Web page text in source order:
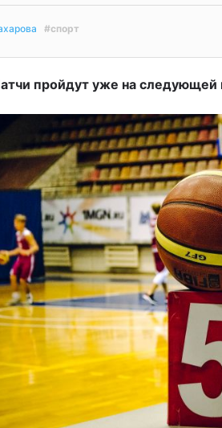
#спорт
пройдут уже на следующей